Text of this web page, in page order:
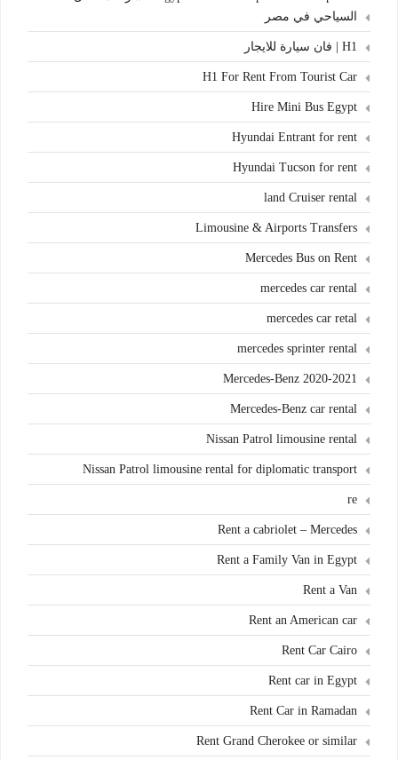
السياحي في مصر
H1 | فان سيارة للايجار
H1 For Rent From Tourist Car
Hire Mini Bus Egypt
Hyundai Entrant for rent
Hyundai Tucson for rent
land Cruiser rental
Limousine & Airports Transfers
Mercedes Bus on Rent
mercedes car rental
mercedes car retal
mercedes sprinter rental
Mercedes-Benz 2020-2021
Mercedes-Benz car rental
Nissan Patrol limousine rental
Nissan Patrol limousine rental for diplomatic transport
re
Rent a cabriolet – Mercedes
Rent a Family Van in Egypt
Rent a Van
Rent an American car
Rent Car Cairo
Rent car in Egypt
Rent Car in Ramadan
Rent Grand Cherokee or similar